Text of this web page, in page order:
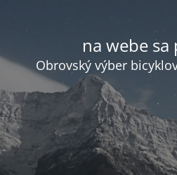
na webe sa
Obrovský výber